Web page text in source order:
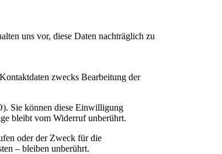
uns vor, diese Daten nachträglich zu
zwecks Bearbeitung der
Sie können diese Einwilligung
bleibt vom Widerruf unberührt.
oder der Zweck für die
– bleiben unberührt.